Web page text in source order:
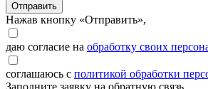
Отправить
Нажав кнопку «Отправить»,
даю согласие на обработку своих
соглашаюсь с политикой обработки